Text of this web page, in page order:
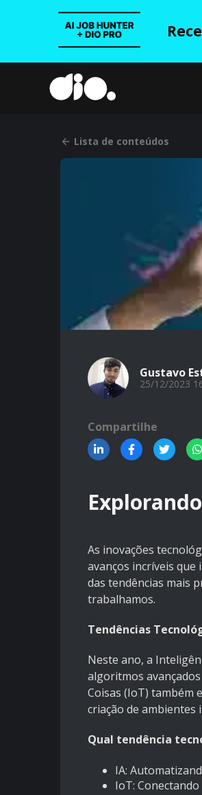
Lista de conteúdos
Gustavo
25/12/2023
Compartilhe
As inovações
avanços incríveis
das tendências mais
trabalhamos.
Tendências
Neste ano, a
algoritmos
Coisas (IoT) também
criação de ambientes
Qual tendência
IA:
IoT: